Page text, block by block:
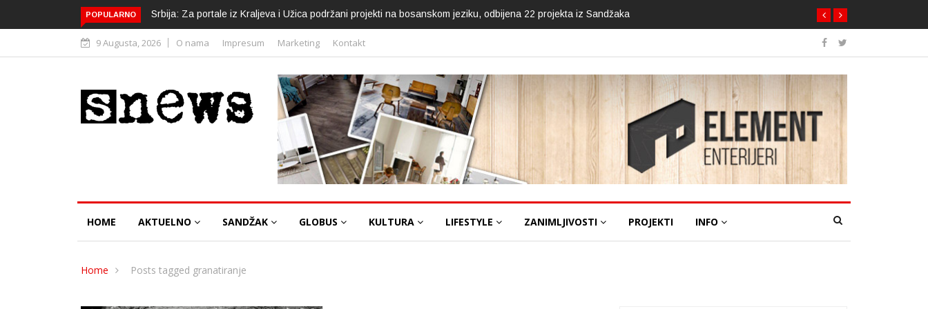
POPULARNO Srbija: Za portale iz Kraljeva i Užica podržani projekti na bosanskom jeziku, odbijena 22 projekta iz Sandžaka
9 Augusta, 2026 O nama Impresum Marketing Kontakt
HOME AKTUELNO SANDŽAK GLOBUS KULTURA LIFESTYLE ZANIMLJIVOSTI PROJEKTI INFO
Home Posts tagged granatiranje